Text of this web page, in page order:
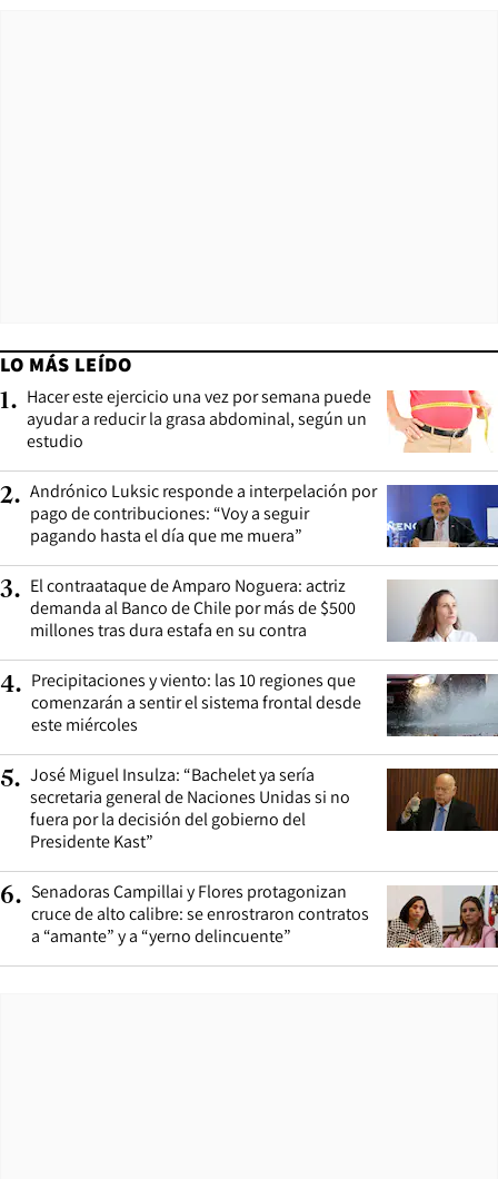
LO MÁS LEÍDO
1. Hacer este ejercicio una vez por semana puede
ayudar a reducir la grasa abdominal, según un
estudio
2. Andrónico Luksic responde a interpelación por
pago de contribuciones: “Voy a seguir
pagando hasta el día que me muera”
3. El contraataque de Amparo Noguera: actriz
demanda al Banco de Chile por más de $500
millones tras dura estafa en su contra
4. Precipitaciones y viento: las 10 regiones que
comenzarán a sentir el sistema frontal desde
este miércoles
5. José Miguel Insulza: “Bachelet ya sería
secretaria general de Naciones Unidas si no
fuera por la decisión del gobierno del
Presidente Kast”
6. Senadoras Campillai y Flores protagonizan
cruce de alto calibre: se enrostraron contratos
a “amante” y a “yerno delincuente”